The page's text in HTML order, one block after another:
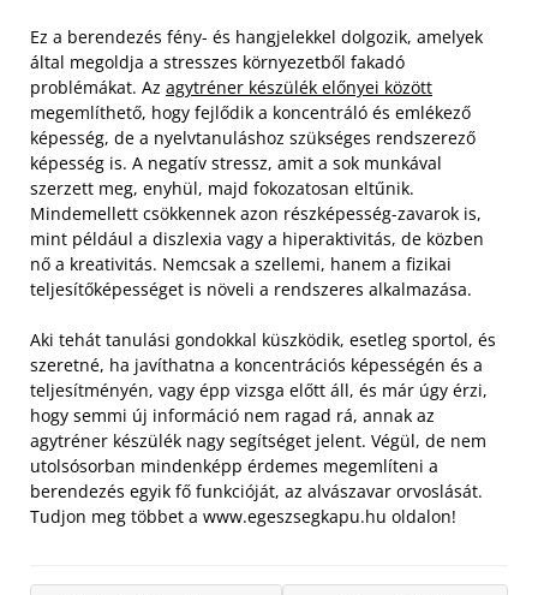
Ez a berendezés fény- és hangjelekkel dolgozik, amelyek
által megoldja a stresszes környezetből fakadó
problémákat. Az agytréner készülék előnyei között
megemlíthető, hogy fejlődik a koncentráló és emlékező
képesség, de a nyelvtanuláshoz szükséges rendszerező
képesség is. A negatív stressz, amit a sok munkával
szerzett meg, enyhül, majd fokozatosan eltűnik.
Mindemellett csökkennek azon részképesség-zavarok is,
mint például a diszlexia vagy a hiperaktivitás, de közben
nő a kreativitás. Nemcsak a szellemi, hanem a fizikai
teljesítőképességet is növeli a rendszeres alkalmazása.
Aki tehát tanulási gondokkal küszködik, esetleg sportol, és
szeretné, ha javíthatna a koncentrációs képességén és a
teljesítményén, vagy épp vizsga előtt áll, és már úgy érzi,
hogy semmi új információ nem ragad rá, annak az
agytréner készülék nagy segítséget jelent. Végül, de nem
utolsósorban mindenképp érdemes megemlíteni a
berendezés egyik fő funkcióját, az alvászavar orvoslását.
Tudjon meg többet a www.egeszsegkapu.hu oldalon!